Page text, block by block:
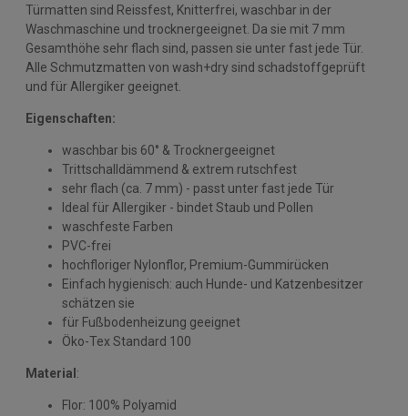
Türmatten sind Reissfest, Knitterfrei, waschbar in der
Waschmaschine und trocknergeeignet. Da sie mit 7 mm
Gesamthöhe sehr flach sind, passen sie unter fast jede Tür.
Alle Schmutzmatten von wash+dry sind schadstoffgeprüft
und für Allergiker geeignet.
Eigenschaften:
waschbar bis 60° & Trocknergeeignet
Trittschalldämmend & extrem rutschfest
sehr flach (ca. 7 mm) - passt unter fast jede Tür
Ideal für Allergiker - bindet Staub und Pollen
waschfeste Farben
PVC-frei
hochfloriger Nylonflor, Premium-Gummirücken
Einfach hygienisch: auch Hunde- und Katzenbesitzer
schätzen sie
für Fußbodenheizung geeignet
Öko-Tex Standard 100
Material :
Flor: 100% Polyamid